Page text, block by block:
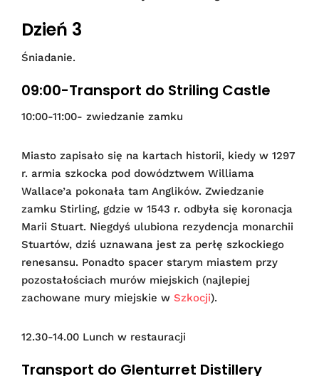
Dzień 3
Śniadanie.
09:00-Transport do Striling Castle
10:00-11:00- zwiedzanie zamku
Miasto zapisało się na kartach historii, kiedy w 1297
r. armia szkocka pod dowództwem Williama
Wallace’a pokonała tam Anglików. Zwiedzanie
zamku Stirling, gdzie w 1543 r. odbyła się koronacja
Marii Stuart. Niegdyś ulubiona rezydencja monarchii
Stuartów, dziś uznawana jest za perłę szkockiego
renesansu. Ponadto spacer starym miastem przy
pozostałościach murów miejskich (najlepiej
zachowane mury miejskie w Szkocji).
12.30-14.00 Lunch w restauracji
Transport do Glenturret Distillery